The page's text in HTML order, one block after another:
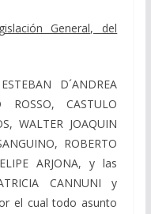
General, del
D´ANDREA
ROSSO, CASTULO
WALTER JOAQUIN
ROBERTO
ARJONA, y las
CANNUNI y
el cual todo asunto